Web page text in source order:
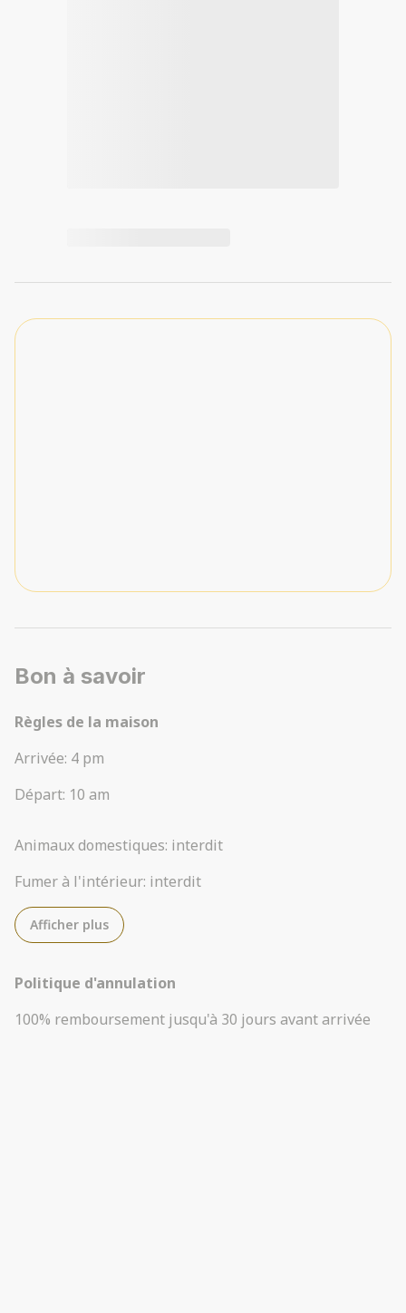
Bon à savoir
Règles de la maison
Arrivée: 4 pm
Départ: 10 am
Animaux domestiques: interdit
Fumer à l'intérieur: interdit
Afficher plus
Politique d'annulation
100% remboursement jusqu'à 30 jours avantarrivée